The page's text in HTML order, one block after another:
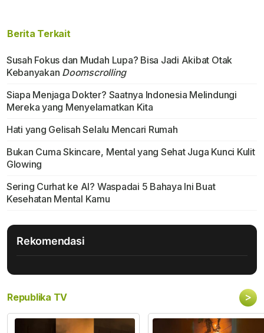
Berita Terkait
Susah Fokus dan Mudah Lupa? Bisa Jadi Akibat Otak
Kebanyakan Doomscrolling
Siapa Menjaga Dokter? Saatnya Indonesia Melindungi
Mereka yang Menyelamatkan Kita
Hati yang Gelisah Selalu Mencari Rumah
Bukan Cuma Skincare, Mental yang Sehat Juga Kunci Kulit
Glowing
Sering Curhat ke AI? Waspadai 5 Bahaya Ini Buat
Kesehatan Mental Kamu
Rekomendasi
Republika TV >